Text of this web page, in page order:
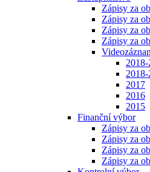
Zápisy za
Zápisy za
Zápisy za
Zápisy za
2018-
2017
2016
2015
Finanční výbor
Zápisy za
Zápisy za
Zápisy za
Zápisy za